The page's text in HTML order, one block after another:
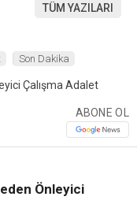
TÜM YAZILARI
Son Dakika
ABONE OL
Önleyici